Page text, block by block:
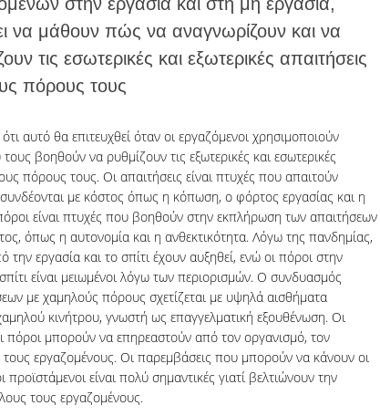
να μάθουν πώς να αναγνωρίζουν και να
τις εσωτερικές και εξωτερικές απαιτήσεις
πόρους τους
αυτό θα επιτευχθεί όταν οι εργαζόμενοι χρησιμοποιούν
βοηθούν να ρυθμίζουν τις εξωτερικές και εσωτερικές
πόρους τους. Οι απαιτήσεις είναι πτυχές που απαιτούν
με κόστος όπως η κόπωση, ο φόρτος εργασίας και η
είναι πτυχές που βοηθούν στην εκπλήρωση των απαιτήσεων
όπως η αυτονομία και η ανθεκτικότητα. Λόγω της πανδημίας,
την εργασία και το σπίτι έχουν αυξηθεί, ενώ οι πόροι στην
είναι μειωμένοι λόγω των περιορισμών. Ο συνδυασμός
με χαμηλούς πόρους σχετίζεται με υψηλά αισθήματα
κινήτρου, γνωστή ως επαγγελματική εξουθένωση. Οι
πόροι μπορούν να επηρεαστούν από τον οργανισμό, τον
τους εργαζομένους. Οι παρεμβάσεις που μπορούν να κάνουν οι
προϊστάμενοι είναι πολύ σημαντικές γιατί βελτιώνουν την
τους εργαζομένους.